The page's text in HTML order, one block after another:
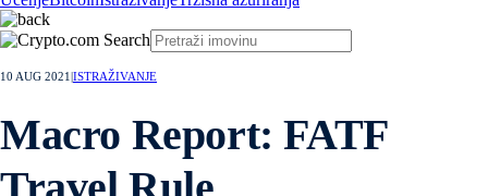
10 AUG 2021 ISTRAŽIVANJE
Macro Report: FATF